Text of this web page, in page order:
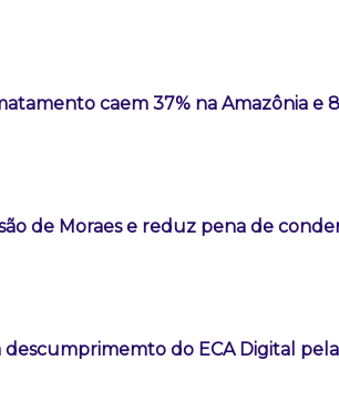
caem 37% na Amazônia e
de Moraes e reduz pena de
descumprimemto do ECA Digital